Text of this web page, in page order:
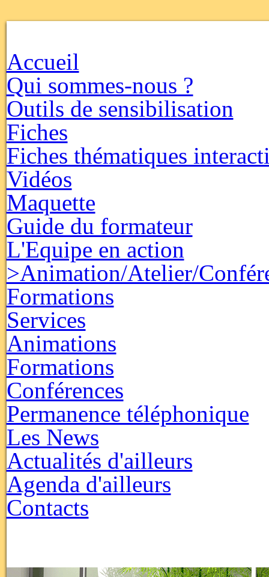
Accueil
Qui sommes-nous ?
Outils de sensibilisation
Fiches
Fiches thématiques
Vidéos
Maquette
Guide du formateur
L'Equipe en action
>Animation/Atelier/
Formations
Services
Animations
Formations
Conférences
Permanence téléphonique
Les News
Actualités d'ailleurs
Agenda d'ailleurs
Contacts